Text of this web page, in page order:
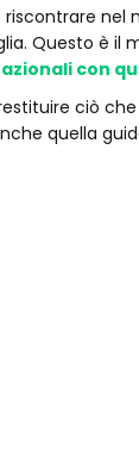
nel
Questo è il
con
ciò
quella